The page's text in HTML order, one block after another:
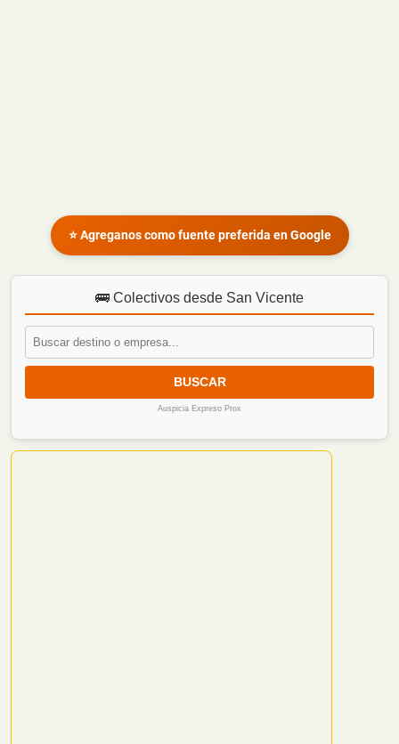
⭐ Agreganos como fuente preferida en Google
🚌 Colectivos desde San Vicente
BUSCAR
Auspicia Expreso Prox